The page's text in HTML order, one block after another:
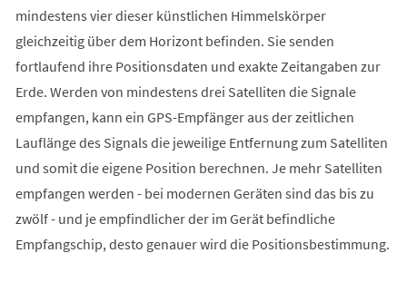
mindestens vier dieser künstlichen Himmelskörper
gleichzeitig über dem Horizont befinden. Sie senden
fortlaufend ihre Positionsdaten und exakte Zeitangaben zur
Erde. Werden von mindestens drei Satelliten die Signale
empfangen, kann ein GPS-Empfänger aus der zeitlichen
Lauflänge des Signals die jeweilige Entfernung zum Satelliten
und somit die eigene Position berechnen. Je mehr Satelliten
empfangen werden - bei modernen Geräten sind das bis zu
zwölf - und je empfindlicher der im Gerät befindliche
Empfangschip, desto genauer wird die Positionsbestimmung.